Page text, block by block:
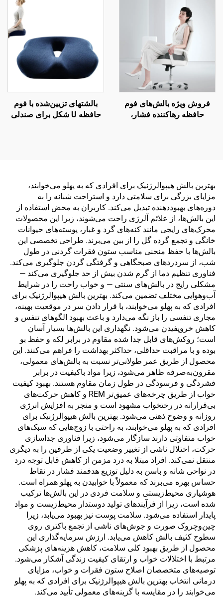
فروش ویژه بالش‌های فوم
حافظه رهاکننده فشار،
بالشتهای تزیین‌شده با فوم
حافظه U شکل برای صندلی
بهترین بالش هیپوالرژنیک برای افرادی که به پهلو می‌خوابند،
مزایای بزرگی برای سلامتی دارد و استراحت شبانه را به
دوره‌های بهبوددهنده تبدیل می‌کند. کاربران به محض استفاده از
این بالش‌ها، از علائم آلرژی راحت می‌شوند، زیرا این محصولات
محرک‌های رایجی مانند کنه‌های گرد و غبار، پوسته‌های حیوانات
خانگی و تجمع گرده گل را از بین می‌برند. طراحی تخصصی این
بالش‌ها با حفظ منحنی مناسب ستون فقرات گردنی در طول
شب، از سردردهای صبحگاهی و گرفتگی گردن جلوگیری می‌کند.
فناوری تنظیم دما از گرم شدن بیش از حد جلوگیری می‌کند —
مشکلی رایج در بالش‌های سنتی — و خواب راحت را در شرایط
آب‌وهوایی مختلف تضمین می‌کند. بهترین بالش هیپوالرژنیک برای
افرادی که به پهلو می‌خوابند، با قرار دادن سر در موقعیت بهینه،
مجاری تنفسی را باز نگه می‌دارد و باعث بهبود الگوهای تنفس و
کاهش خروپفیدن می‌شود. نگهداری این بالش‌ها بسیار آسان
است؛ روکش‌های قابل جدا شده مقاوم در برابر لکه و حفظ بو
بوده و با مراقبت حداقلی، حداکثر بهداشت را فراهم می‌کنند. این
محصول از طریق عمر طولانی‌تر نسبت به بالش‌های معمولی،
مقرون‌به‌صرفه ظاهر می‌شود، زیرا مواد باکیفیت در برابر
فشردگی و فرسودگی در طول زمان مقاوم هستند. بهبود کیفیت
خواب از طریق چرخه‌های عمیق‌تر REM و کاهش حرکت‌های
بی‌قرارانه در رختخواب مشهود است و منجر به افزایش انرژی
روزانه و وضوح ذهنی می‌شود. بهترین بالش هیپوالرژنیک برای
افرادی که به پهلو می‌خوابند، به راحتی با زوج‌هایی که سبک‌های
خواب متفاوتی دارند سازگار می‌شود، زیرا فناوری جداسازی
حرکت، اختلال ناشی از تغییر وضعیت یکی از طرفین را به دیگری
منتقل نمی‌کند. افراد مبتلا به درد مزمن از کاهش قابل توجه درد
در نواحی شانه و باسن به دلیل توزیع هدفمند فشار در نقاط
حساس بهره می‌برند که معمولاً با خوابیدن به پهلو همراه است.
هوشیاری محیط‌زیستی و سلامت فردی در این بالش‌ها ترکیب
شده است، زیرا از فرآیندهای تولید دوستدار محیط‌زیست و مواد
پایدار استفاده می‌شود. سلامت پوست نیز بهبود می‌یابد، زیرا
چین‌وچروک صورت و جوش‌های ناشی از تجمع باکتری روی
سطوح کثیف بالش کاهش می‌یابد. ارزش سرمایه‌گذاری این
محصول از طریق بهبود کلی سلامت، کاهش هزینه‌های پزشکی
مرتبط با اختلالات خواب و ارتقای کیفیت زندگی آشکار می‌شود.
توصیه‌های متخصصان اصلاح ستون فقرات و خواب، مزایای
درمانی انتخاب بهترین بالش هیپوالرژنیک برای افرادی که به پهلو
می‌خوابند را در مقایسه با گزینه‌های معمولی تأیید می‌کند.